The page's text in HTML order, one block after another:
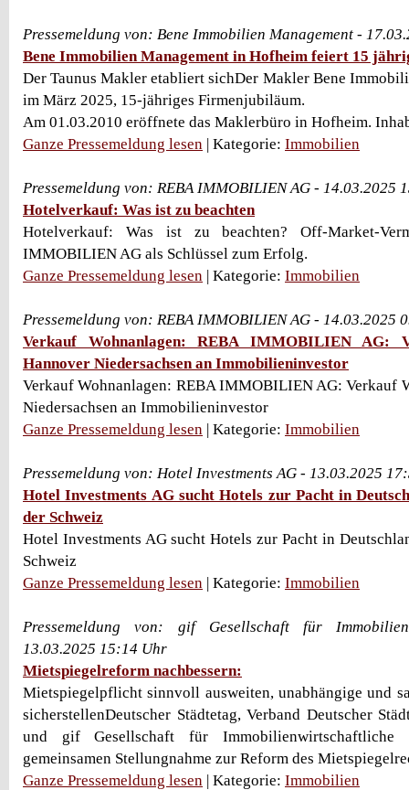
Pressemeldung von: Bene Immobilien Management -
Bene Immobilien Management in Hofheim feiert 15
Der Taunus Makler etabliert sichDer Makler Bene
im März 2025, 15-jähriges Firmenjubiläum.
Am 01.03.2010 eröffnete das Maklerbüro in Hofheim.
Ganze Pressemeldung lesen | Kategorie: Immobilien
Pressemeldung von: REBA IMMOBILIEN AG - 14.03.2025
Hotelverkauf: Was ist zu beachten
Hotelverkauf: Was ist zu beachten? Off-Market-
IMMOBILIEN AG als Schlüssel zum Erfolg.
Ganze Pressemeldung lesen | Kategorie: Immobilien
Pressemeldung von: REBA IMMOBILIEN AG - 14.03.2025
Verkauf Wohnanlagen: REBA IMMOBILIEN AG:
Hannover Niedersachsen an Immobilieninvestor
Verkauf Wohnanlagen: REBA IMMOBILIEN AG: Verkauf
Niedersachsen an Immobilieninvestor
Ganze Pressemeldung lesen | Kategorie: Immobilien
Pressemeldung von: Hotel Investments AG - 13.03.2025
Hotel Investments AG sucht Hotels zur Pacht in
der Schweiz
Hotel Investments AG sucht Hotels zur Pacht in
Schweiz
Ganze Pressemeldung lesen | Kategorie: Immobilien
Pressemeldung von: gif Gesellschaft für
13.03.2025 15:14 Uhr
Mietspiegelreform nachbessern:
Mietspiegelpflicht sinnvoll ausweiten, unabhängige und
sicherstellenDeutscher Städtetag, Verband Deutscher
und gif Gesellschaft für Immobilienwirtschaftliche
gemeinsamen Stellungnahme zur Reform des
Ganze Pressemeldung lesen | Kategorie: Immobilien